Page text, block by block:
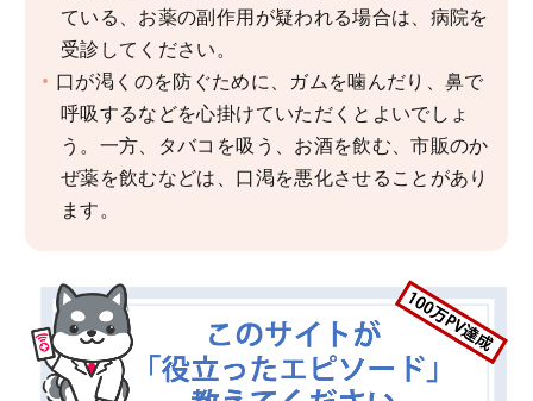
ている、お薬の副作用が疑われる場合は、病院を
受診してください。
口が渇くのを防ぐために、ガムを噛んだり、鼻で
呼吸するなどを心掛けていただくとよいでしょ
う。一方、タバコを吸う、お酒を飲む、市販のか
ぜ薬を飲むなどは、口渇を悪化させることがあり
ます。